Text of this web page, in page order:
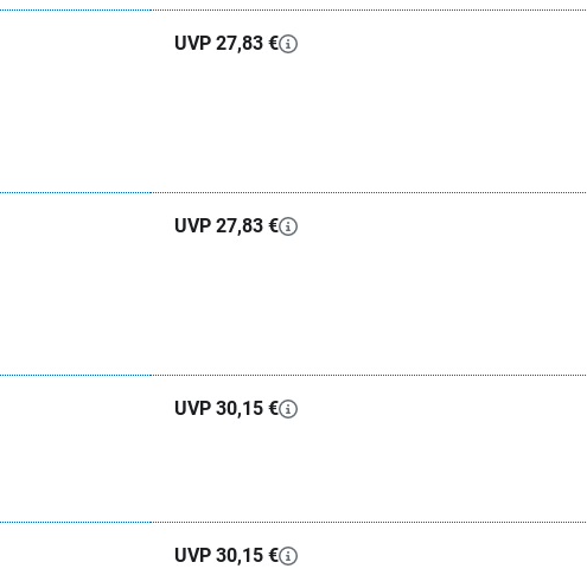
UVP 27,83 €
UVP 27,83 €
UVP 30,15 €
UVP 30,15 €